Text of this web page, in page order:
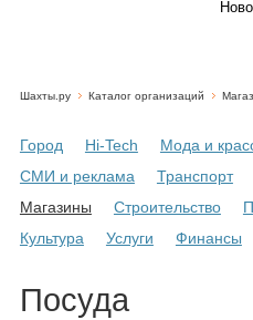
Шахты.ру Каталог организаций
Город Hi-Tech Мода и
СМИ и реклама
Транспорт
Магазины
Строительство
Культура
Услуги Финансы
Посуда